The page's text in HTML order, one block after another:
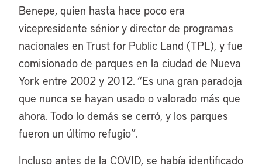
Benepe, quien hasta hace poco era
vicepresidente sénior y director de programas
nacionales en Trust for Public Land (TPL), y fue
comisionado de parques en la ciudad de Nueva
York entre 2002 y 2012. “Es una gran paradoja
que nunca se hayan usado o valorado más que
ahora. Todo lo demás se cerró, y los parques
fueron un último refugio”.
Incluso antes de la COVID, se había identificado